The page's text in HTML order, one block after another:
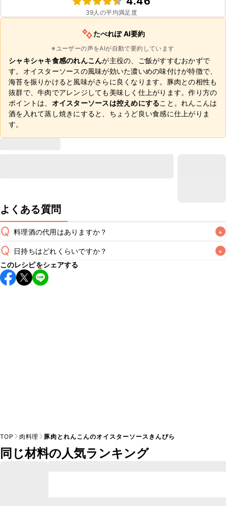
39人の平均満足度
たべれぽ AI要約
※ユーザーの声をAIが自動で要約しています
シャキシャキ食感のれんこんが主役の、ご飯がすすむおかずで
す。オイスターソースの風味が効いた濃いめの味付けが特徴で、
海苔を振りかけると風味がさらに良くなります。豚肉との相性も
抜群で、牛肉でアレンジしても美味しく仕上がります。作り方の
ポイントは、 オイスターソースは控えめにすること。れんこんは
酒を入れて蒸し焼きにすると、ちょうど良い食感に仕上がりま
す。
よくある質問
Q 料理酒の代用はありますか？ +
A
Q 日持ちはどれくらいですか？ +
保存期間は冷蔵で翌日中が目安です。なるべくお早めにお召
し上がりください。
このレシピをシェアする
TOP 肉料理 豚肉とれんこんのオイスターソースきんぴら
同じ材料の人気ランキング